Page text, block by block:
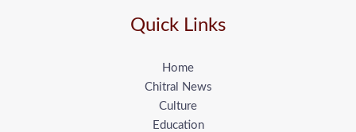
Quick Links
Home
Chitral News
Culture
Education